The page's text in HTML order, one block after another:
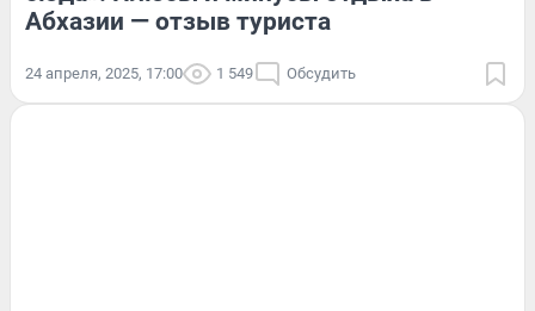
Абхазии — отзыв туриста
24 апреля, 2025, 17:00 1 549 Обсудить